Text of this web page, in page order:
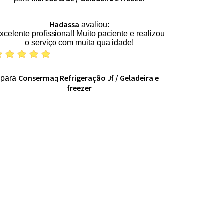
Hadassa avaliou:
profissional! Muito paciente e realizou
o serviço com muita qualidade!
para Consermaq Refrigeração Jf/ Geladeira e
freezer